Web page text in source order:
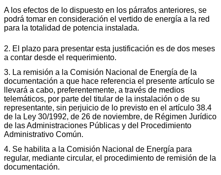
A los efectos de lo dispuesto en los párrafos anteriores, se
podrá tomar en consideración el vertido de energía a la red
para la totalidad de potencia instalada.
2. El plazo para presentar esta justificación es de dos meses
a contar desde el requerimiento.
3. La remisión a la Comisión Nacional de Energía de la
documentación a que hace referencia el presente artículo se
llevará a cabo, preferentemente, a través de medios
telemáticos, por parte del titular de la instalación o de su
representante, sin perjuicio de lo previsto en el artículo 38.4
de la Ley 30/1992, de 26 de noviembre, de Régimen Jurídico
de las Administraciones Públicas y del Procedimiento
Administrativo Común.
4. Se habilita a la Comisión Nacional de Energía para
regular, mediante circular, el procedimiento de remisión de la
documentación.